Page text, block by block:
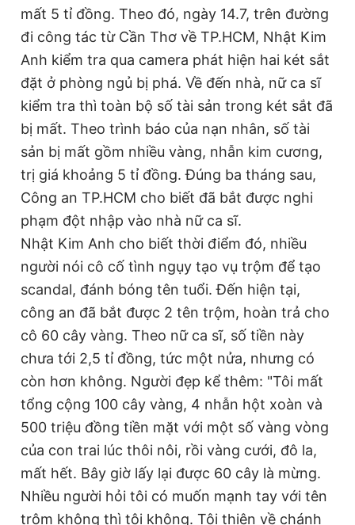
mất 5 tỉ đồng. Theo đó, ngày 14.7, trên đường
đi công tác từ Cần Thơ về TP.HCM, Nhật Kim
Anh kiểm tra qua camera phát hiện hai két sắt
đặt ở phòng ngủ bị phá. Về đến nhà, nữ ca sĩ
kiểm tra thì toàn bộ số tài sản trong két sắt đã
bị mất. Theo trình báo của nạn nhân, số tài
sản bị mất gồm nhiều vàng, nhẫn kim cương,
trị giá khoảng 5 tỉ đồng. Đúng ba tháng sau,
Công an TP.HCM cho biết đã bắt được nghi
phạm đột nhập vào nhà nữ ca sĩ.
Nhật Kim Anh cho biết thời điểm đó, nhiều
người nói cô cố tình ngụy tạo vụ trộm để tạo
scandal, đánh bóng tên tuổi. Đến hiện tại,
công an đã bắt được 2 tên trộm, hoàn trả cho
cô 60 cây vàng. Theo nữ ca sĩ, số tiền này
chưa tới 2,5 tỉ đồng, tức một nửa, nhưng có
còn hơn không. Người đẹp kể thêm: "Tôi mất
tổng cộng 100 cây vàng, 4 nhẫn hột xoàn và
500 triệu đồng tiền mặt với một số vàng vòng
của con trai lúc thôi nôi, rồi vàng cưới, đô la,
mất hết. Bây giờ lấy lại được 60 cây là mừng.
Nhiều người hỏi tôi có muốn mạnh tay với tên
trộm không thì tôi không. Tôi thiên về chánh